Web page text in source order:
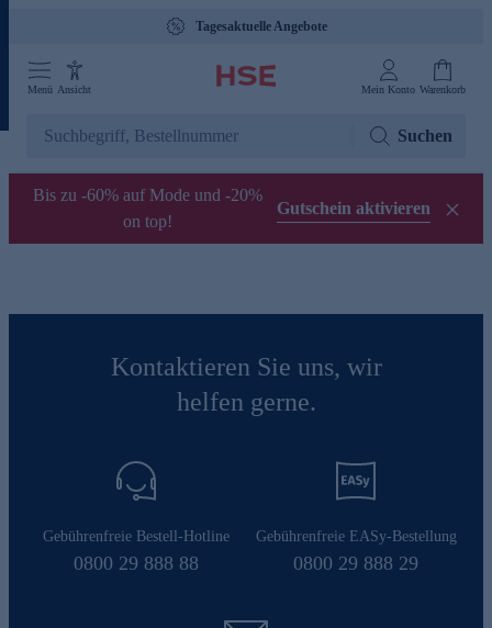
Tagesaktuelle Angebote
Menü Ansicht Mein Konto Warenkorb
Suchen
Bis zu -60% auf Mode und -20%
on top!
Gutschein aktivieren
Kontaktieren Sie uns, wir
helfen gerne.
Gebührenfreie Bestell-Hotline
0800 29 888 88
Gebührenfreie EASy-Bestellung
0800 29 888 29